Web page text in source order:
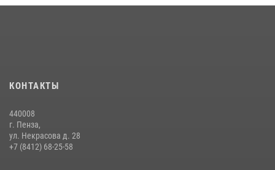
сборов «Гвардеец» с вооружением и техникой Росгвардии
Начальник Управления Росгвардии по Пензенской области Павел
Пучков посетил 55-й Всероссийский Лермонтовский праздник
КОНТАКТЫ
440008
г. Пенза,
ул. Некрасова д. 28
+7 (8412) 68-25-58